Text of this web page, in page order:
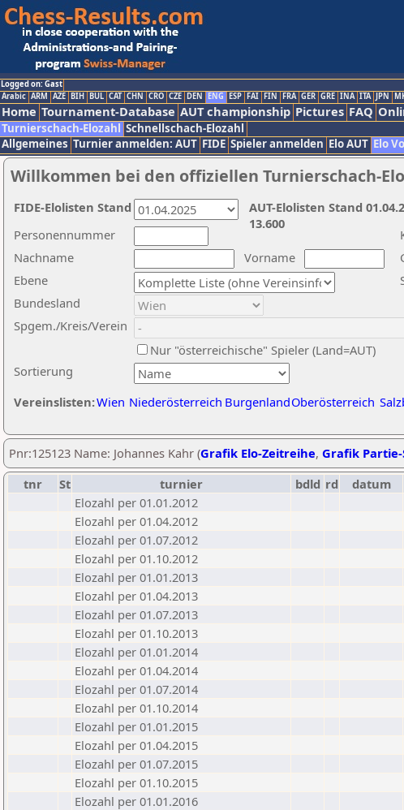
Logged on: Gast
Arabic ARM AZE BIH BUL CAT CHN CRO CZE DEN ENG ESP FAI FIN FRA GER GRE INA ITA JPN
Home Tournament-Database AUT championship Pictures FAQ
Turnierschach-Elozahl Schnellschach-Elozahl
Allgemeines Turnier anmelden: AUT FIDE Spieler anmelden Elo AUT Elo
Willkommen bei den offiziellen Turnierschach-
Nachname
Vorname
Ebene
Sortierung
Personennummer
Bundesland
Spgem./Kreis/Verein
Nur "österreichische" Spieler (Land=AUT)
Vereinslisten:Wien Niederösterreich BurgenlandOberösterreich
AUT-Elolisten Stand
13.600
FIDE-Elolisten Stand
Pnr:125123 Name: Johannes Kahr (Grafik Elo-Zeitreihe, Grafik
tnr
St turnier bdld rd datum
Elozahl per 01.01.2012
Elozahl per 01.04.2012
Elozahl per 01.07.2012
Elozahl per 01.10.2012
Elozahl per 01.01.2013
Elozahl per 01.04.2013
Elozahl per 01.07.2013
Elozahl per 01.10.2013
Elozahl per 01.01.2014
Elozahl per 01.04.2014
Elozahl per 01.07.2014
Elozahl per 01.10.2014
Elozahl per 01.01.2015
Elozahl per 01.04.2015
Elozahl per 01.07.2015
Elozahl per 01.10.2015
Elozahl per 01.01.2016